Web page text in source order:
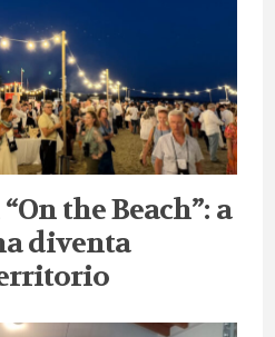
the Beach”: a
diventa